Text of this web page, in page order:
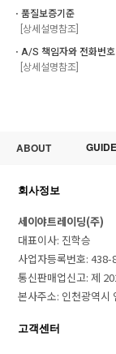
ㆍ품질보증기준
[상세설명참조]
ㆍA/S 책임자와 전화번호
[상세설명참조]
ABOUT GUIDE
회사정보
세이야트레이딩(주)
대표이사: 진학승
사업자등록번호: 438-
통신판매업신고: 제
본사주소: 인천광역시
고객센터